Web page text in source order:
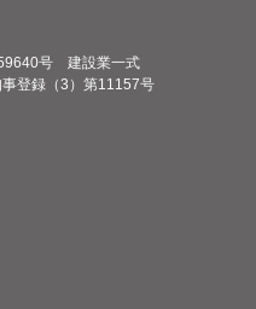
号 建設業一式
登録（3）第11157号